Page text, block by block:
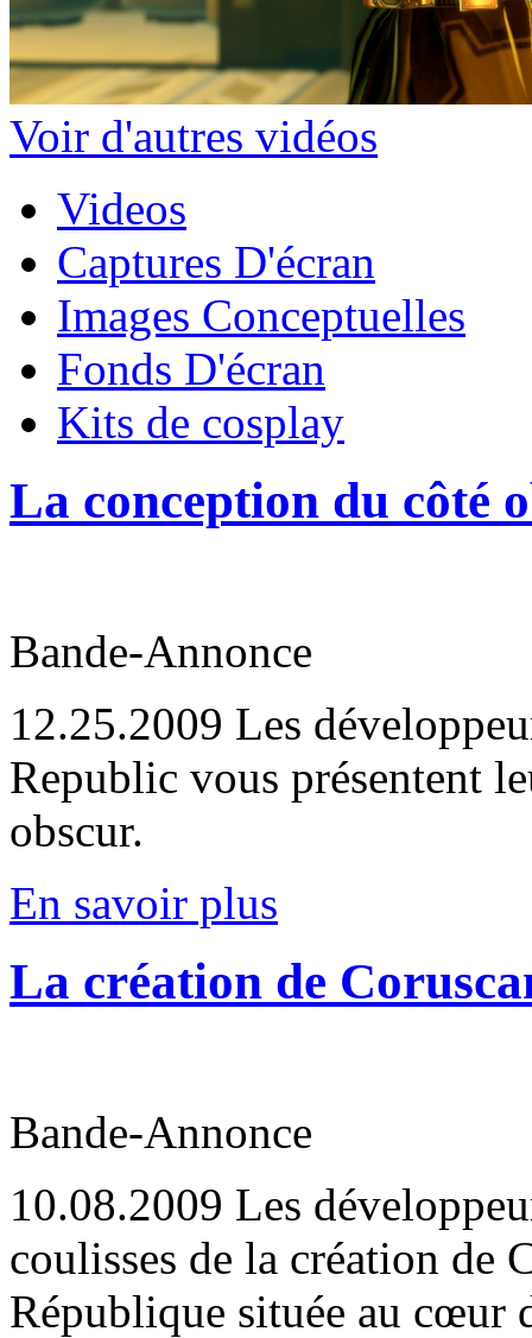
Voir d'autres vidéos
Videos
Captures D'écran
Images Conceptuelles
Fonds D'écran
Kits de cosplay
La conception du côté
Bande-Annonce
12.25.2009 Les
Republic vous présentent
obscur.
En savoir plus
La création de
Bande-Annonce
10.08.2009 Les
coulisses de la création de
République située au cœur